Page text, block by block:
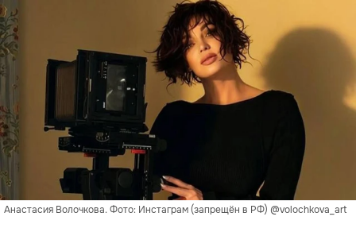
Анастасия Волочкова. Фото: Инстаграм (запрещён в РФ) @volochkova_art